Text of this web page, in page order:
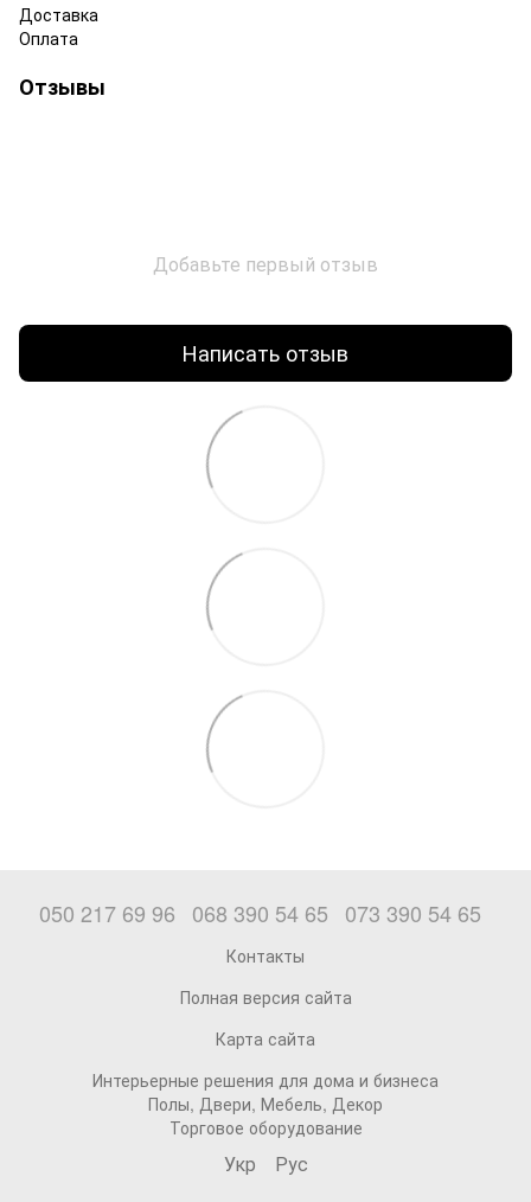
Доставка
Оплата
Отзывы
Добавьте первый отзыв
Написать отзыв
050 217 69 96 068 390 54 65 073 390 54 65
Контакты
Полная версия сайта
Карта сайта
Интерьерные решения для дома и бизнеса
Полы, Двери, Мебель, Декор
Торговое оборудование
Укр Рус